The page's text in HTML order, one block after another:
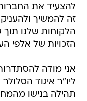
להצעיד את
זה להמשיך ולהעניק
הלקוחות שלנו
הזכויות של אלפי
אני מודה
ליו"ר איגוד הסלולר
תהילה בנישו